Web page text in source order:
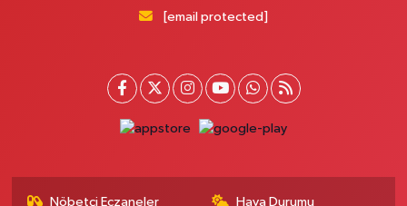
Nokta Eczanesi
Karlıktepe Mahallesi İnönü Caddesi 57A Esentepe Taksi Durağı'ndan D-
[email protected]
Nöbetçi Eczaneler Hava Durumu